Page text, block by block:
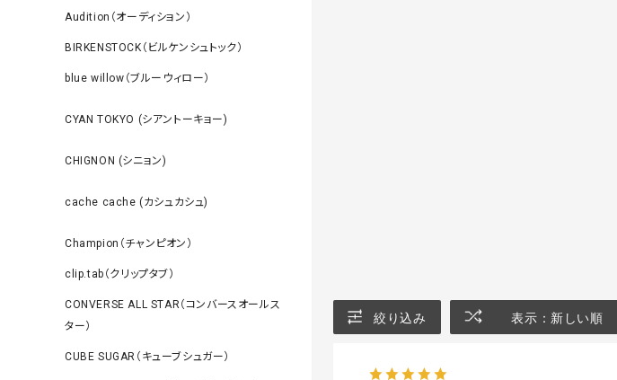
Audition（オーディション）
BIRKENSTOCK（ビルケンシュトック）
blue willow（ブルーウィロー）
CYAN TOKYO (シアントーキョー)
CHIGNON (シニョン)
cache cache (カシュカシュ)
Champion（チャンピオン）
clip.tab（クリップタブ）
CONVERSE ALL STAR（コンバースオールス
ター）
CUBE SUGAR（キューブシュガー）
絞り込み 表示：新しい順